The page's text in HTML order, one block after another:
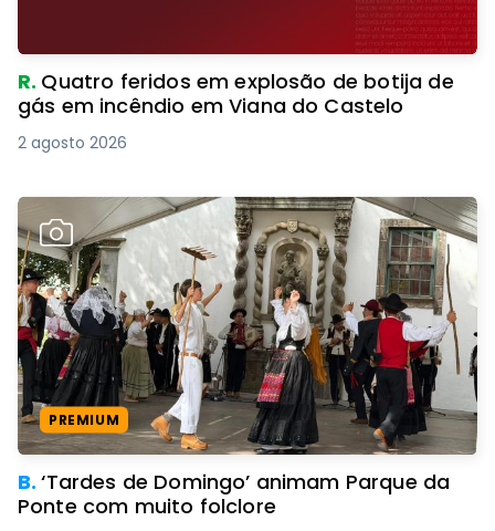
R. Quatro feridos em explosão de botija de
gás em incêndio em Viana do Castelo
2 agosto 2026
PREMIUM
B.‘Tardes de Domingo’ animam Parque da
Ponte com muito folclore